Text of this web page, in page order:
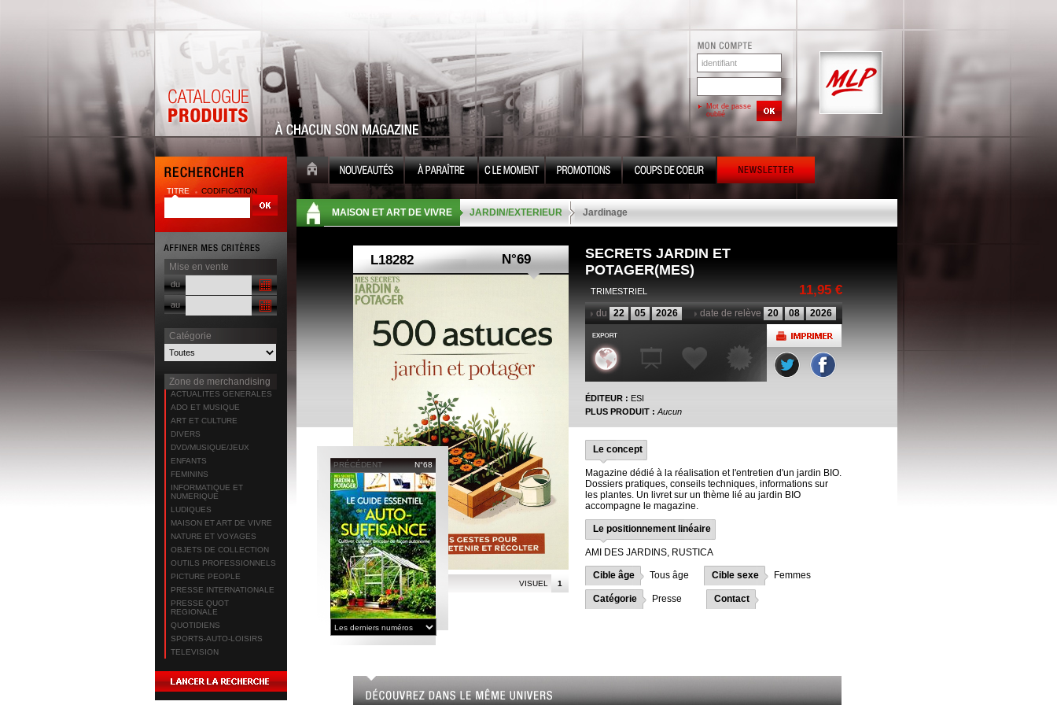
Mot de passe
oublié
TITRE CODIFICATION
Mise en vente
du
au
Catégorie
Zone de merchandising
ACTUALITES GENERALES
ADO ET MUSIQUE
ART ET CULTURE
DIVERS
DVD/MUSIQUE/JEUX
ENFANTS
FEMININS
INFORMATIQUE ET
NUMERIQUE
LUDIQUES
MAISON ET ART DE VIVRE
NATURE ET VOYAGES
OBJETS DE COLLECTION
OUTILS PROFESSIONNELS
PICTURE PEOPLE
PRESSE INTERNATIONALE
PRESSE QUOT
REGIONALE
QUOTIDIENS
SPORTS-AUTO-LOISIRS
TELEVISION
MAISON ET ART DE VIVRE JARDIN/EXTERIEUR Jardinage
N°69
1
VISUEL
PRÉCÉDENT N°68
SECRETS JARDIN ET
POTAGER(MES)
11,95 €
TRIMESTRIEL
du 22 05 2026 date de relève 20 08 2026
ÉDITEUR : ESI
PLUS PRODUIT : Aucun
Le concept
Magazine dédié à la réalisation et l'entretien d'un jardin BIO.
Dossiers pratiques, conseils techniques, informations sur
les plantes. Un livret sur un thème lié au jardin BIO
accompagne le magazine.
Le positionnement linéaire
AMI DES JARDINS, RUSTICA
Cible âge Tous âge Cible sexe Femmes
Catégorie Presse Contact